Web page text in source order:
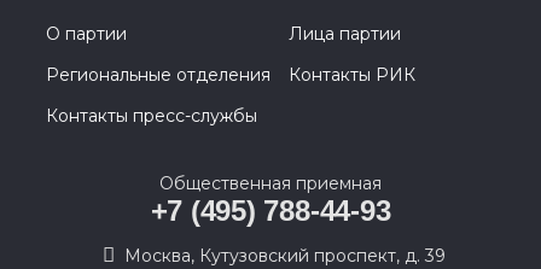
О партии
Лица партии
Региональные отделения
Контакты РИК
Контакты пресс-службы
Общественная приемная
+7 (495) 788-44-93
Москва, Кутузовский проспект, д. 39